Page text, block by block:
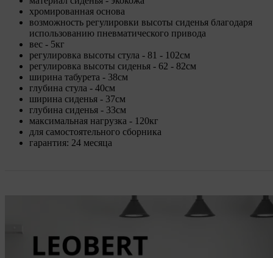
хромированная основа
возможность регулировки высоты сиденья благодаря
использованию пневматического привода
вес - 5кг
регулировка высоты стула - 81 - 102см
регулировка высоты сиденья - 62 - 82см
ширина табурета - 38см
глубина стула - 40см
ширина сиденья - 37см
глубина сиденья - 33см
максимальная нагрузка - 120кг
для самостоятельного сборника
гарантия: 24 месяца